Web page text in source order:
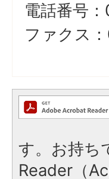
電話番号
ファクス
す。お持ち
Reader（